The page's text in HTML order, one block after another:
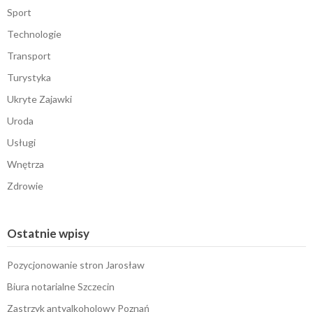
Sport
Technologie
Transport
Turystyka
Ukryte Zajawki
Uroda
Usługi
Wnętrza
Zdrowie
Ostatnie wpisy
Pozycjonowanie stron Jarosław
Biura notarialne Szczecin
Zastrzyk antyalkoholowy Poznań